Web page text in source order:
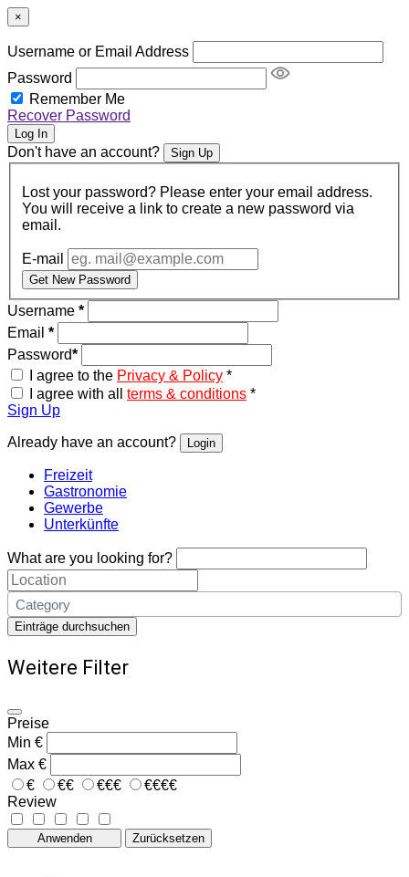
×
Username or Email Address
Password
Remember Me
Recover Password
Log In
Don't have an account? Sign Up
Lost your password? Please enter your email address.
You will receive a link to create a new password via
email.
E-mail
Get New Password
Username *
Email *
Password*
I agree to the Privacy & Policy *
I agree with all terms & conditions *
Sign Up
Already have an account? Login
Freizeit
Gastronomie
Gewerbe
Unterkünfte
What are you looking for?
Category
Einträge durchsuchen
Weitere Filter
Preise
Min €
Max €
€
€€ €€€
€€€€
Review
Anwenden Zurücksetzen